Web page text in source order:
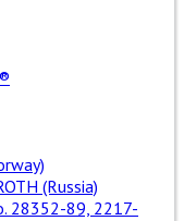
(Russia)
28352-89, 2217-